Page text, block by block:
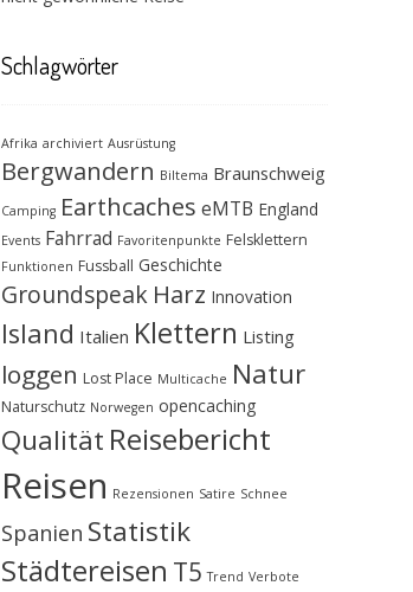
Schlagwörter
Afrika archiviert Ausrüstung
Bergwandern Biltema Braunschweig
Camping Earthcaches eMTB England
Events Fahrrad Favoritenpunkte Felsklettern
Funktionen Fussball Geschichte
Groundspeak Harz Innovation
Island Italien Klettern Listing
loggen Lost Place Multicache Natur
Naturschutz Norwegen opencaching
Qualität Reisebericht
Reisen Rezensionen Satire Schnee
Spanien Statistik
Städtereisen T5 Trend Verbote